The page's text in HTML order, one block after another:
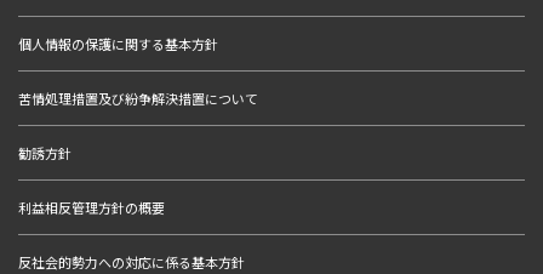
個人情報の保護に関する基本方針
苦情処理措置及び紛争解決措置について
勧誘方針
利益相反管理方針の概要
反社会的勢力への対応に係る基本方針